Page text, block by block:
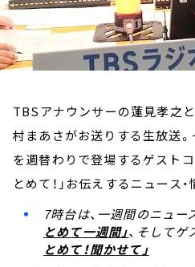
TBSアナウンサーの蓮見孝之
村まあさがお送りする生放送
を週替わりで登場するゲスト
とめて！」お伝えするニュース・
7時台は、一週間のニュー
とめて一週間」、そして
とめて！聞かせて」